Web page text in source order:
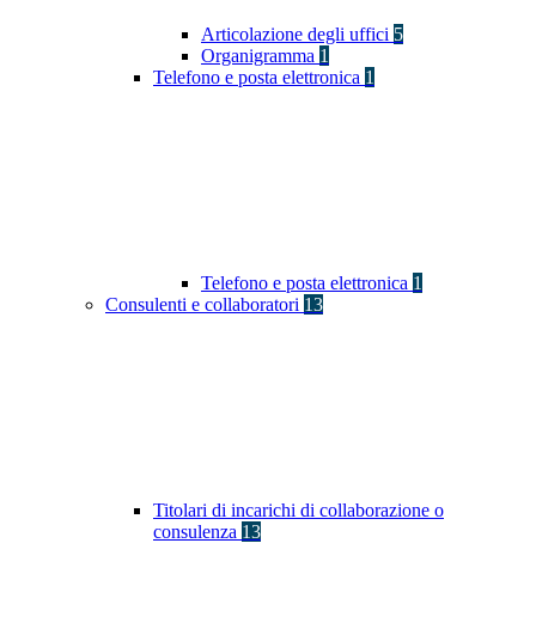
Articolazione degli uffici 5
Organigramma 1
Telefono e posta elettronica 1
Telefono e posta elettronica 1
Consulenti e collaboratori 13
Titolari di incarichi di collaborazione o
consulenza 13